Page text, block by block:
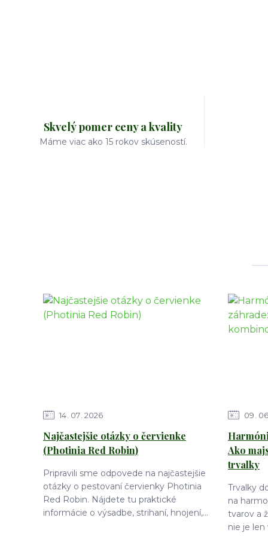
Skvelý pomer ceny a kvality
Máme viac ako 15 rokov skúseností.
14 07 2026
Najčastejšie otázky o červienke
(Photinia Red Robin)
Pripravili sme odpovede na najčastejšie
otázky o pestovaní červienky Photinia
Red Robin. Nájdete tu praktické
informácie o výsadbe, strihaní, hnojení,...
09 06
Ako
trvalky
Trvalky
na
tvarov a
nie je len